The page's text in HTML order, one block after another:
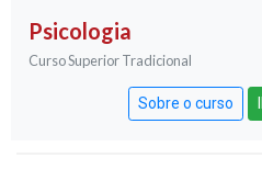
Psicologia
Curso Superior Tradicional
Sobre o curso